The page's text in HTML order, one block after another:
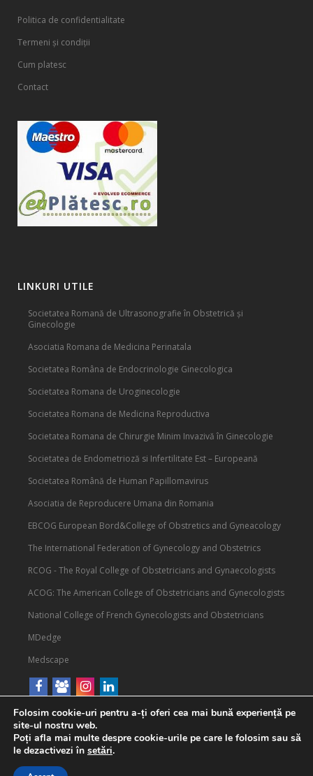
Politica de confidentialitate
Termeni și condiții
Cum platesc
Contact
LINKURI UTILE
Societatea Romană de Ultrasonografie în Obstetrică și
Ginecologie
Asociatia Romana de Medicina Perinatala
Societatea Româna de Endocrinologie Ginecologica
Societatea Romana de Uroginecologie
Societatea Romana de Medicina Reproductiva
Societatea Romana de Chirurgie Minim Invazivă în Ginecologie
Societatea de Endometrioză si Infertilitate Est – Europeană
Societatea Română de Human Papillomavirus
Asociatia de Reproducere Umana din Romania
EBCOG European Bord&College of Obstretics and Gyneacology
The International Federation of Gynecology and Obstetrics
RCOG - The Royal College of Obstetricians and Gynaecologists
ACOG: The American College of Obstetricians and Gynecologists
National College of French Gynecologists and Obstetricians
MDedge
Medscape
Folosim cookie-uri pentru a-ți oferi cea mai bună experiență pe
site-ul nostru web.
Poți afla mai multe despre cookie-urile pe care le folosim sau să
le dezactivezi în setări.